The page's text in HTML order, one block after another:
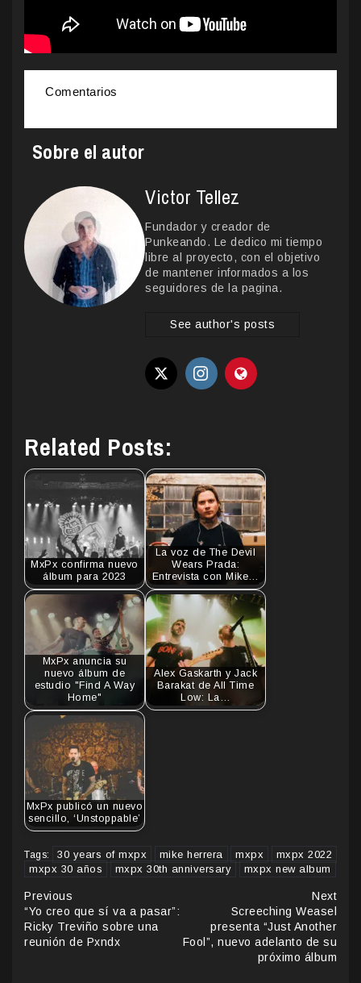
Comentarios
Sobre el autor
Victor Tellez
Fundador y creador de
Punkeando. Le dedico mi tiempo
libre al proyecto, con el objetivo
de mantener informados a los
seguidores de la pagina.
See author's posts
Related Posts:
MxPx confirma nuevo
álbum para 2023
La voz de The Devil
Wears Prada:
Entrevista con Mike…
MxPx anuncia su
nuevo álbum de
estudio "Find A Way
Home"
Alex Gaskarth y Jack
Barakat de All Time
Low: La…
MxPx publicó un nuevo
sencillo, ‘Unstoppable’
Tags: 30 years of mxpx mike herrera mxpx
mxpx 2022
mxpx 30 años
mxpx 30th anniversary mxpx new album
Continue
Reading
Previous
“Yo creo que sí va a pasar”:
Ricky Treviño sobre una
reunión de Pxndx
Next
Screeching Weasel
presenta “Just Another
Fool”, nuevo adelanto de su
próximo álbum